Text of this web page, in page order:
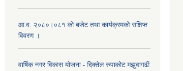
आ.व. २०८०।०८१ को बजेट तथा कार्यक्रमको संक्षिप्त
विवरण ।
वार्षिक नगर विकास योजना - दिक्तेल रुपाकोट मझुवागढी